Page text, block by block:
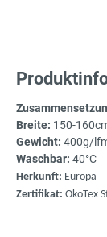
Breite: 150-
Gewicht: 400g/
Waschbar: 40°C
Herkunft: Europa
Zertifikat: ÖkoTex